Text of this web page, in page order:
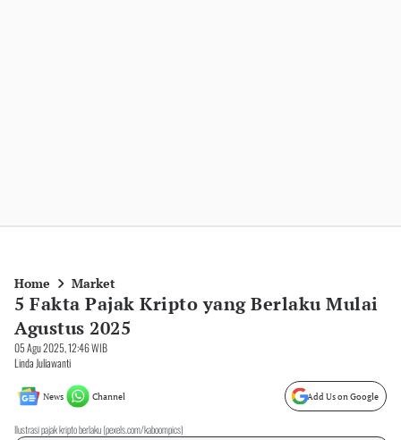
Home Market
5 Fakta Pajak Kripto yang Berlaku Mulai
Agustus 2025
05 Agu 2025, 12:46 WIB
Linda Juliawanti
News Channel Add Us on Google
Ilustrasi pajak kripto berlaku (pexels.com/kaboompics)